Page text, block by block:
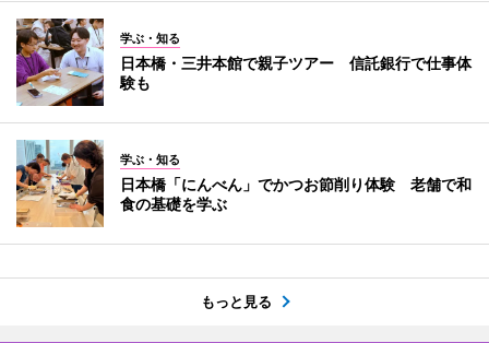
学ぶ・知る
日本橋・三井本館で親子ツアー 信託銀行で仕事体
験も
学ぶ・知る
日本橋「にんべん」でかつお節削り体験 老舗で和
食の基礎を学ぶ
もっと見る